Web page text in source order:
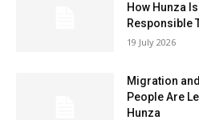
How Hunza
Responsible
19 July 2026
Migration
People Are
Hunza